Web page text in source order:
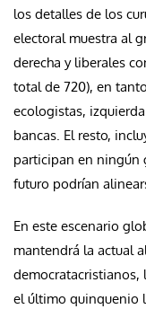
los detalles de los
electoral muestra al
derecha y liberales
total de 720), en
ecologistas,
bancas. El resto,
participan en ningún
futuro podrían
En este escenario
mantendrá la actual
democratacristianos,
el último quinquenio